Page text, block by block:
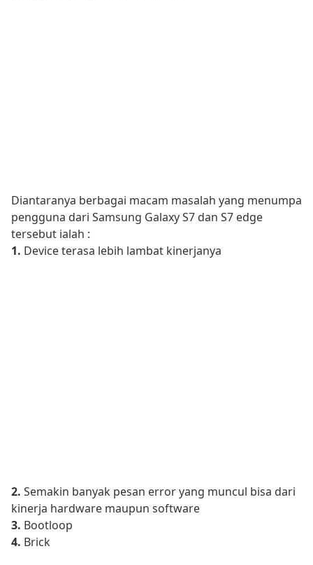
Diantaranya berbagai macam masalah yang menumpa
pengguna dari Samsung Galaxy S7 dan S7 edge
tersebut ialah :
1. Device terasa lebih lambat kinerjanya
2. Semakin banyak pesan error yang muncul bisa dari
kinerja hardware maupun software
3. Bootloop
4. Brick